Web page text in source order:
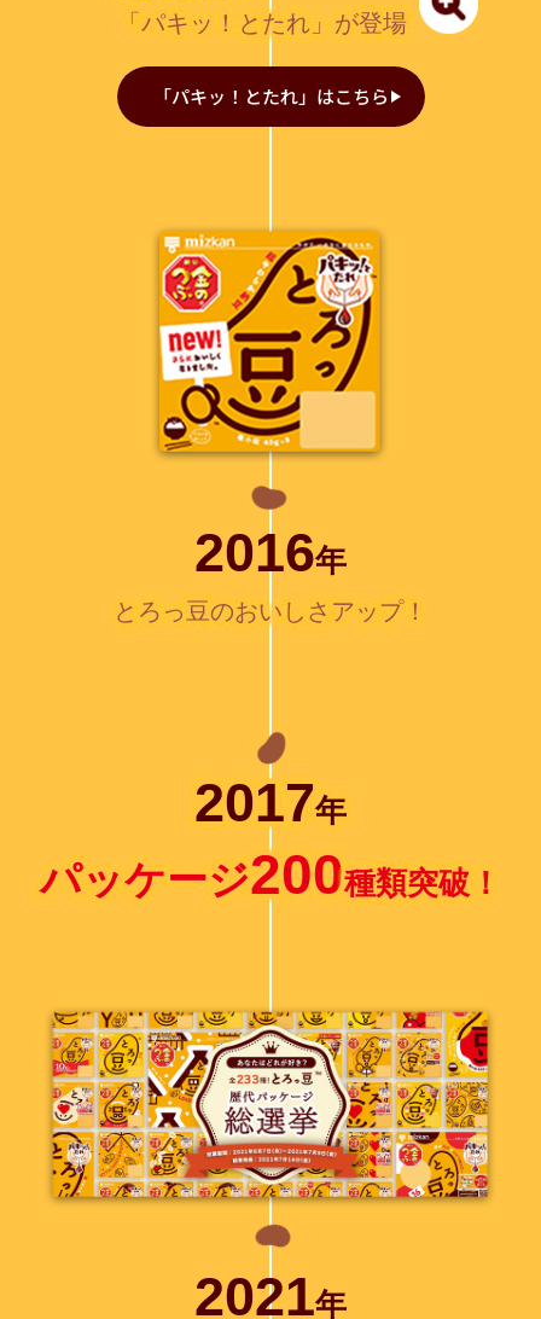
「パキッ！とたれ」が登場
「パキッ！とたれ」はこちら
2016年
とろっ豆のおいしさアップ！
2017年
パッケージ200種類突破！
2021年